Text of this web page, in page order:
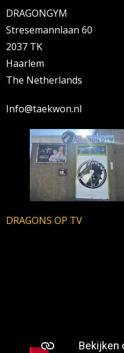
DRAGONGYM
Stresemannlaan 60
2037 TK
Haarlem
The Netherlands
Info@taekwon.nl
DRAGONS OP TV